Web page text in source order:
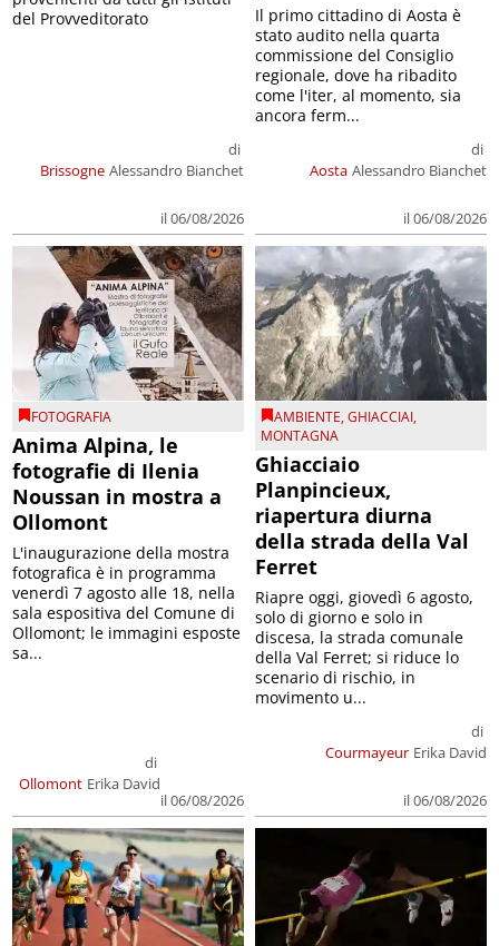
Brissogne
di
Alessandro Bianchet
il 06/08/2026
del Provveditorato
Aosta
di
Alessandro Bianchet
il 06/08/2026
Il primo cittadino di Aosta è
stato audito nella quarta
commissione del Consiglio
regionale, dove ha ribadito
come l'iter, al momento, sia
ancora ferm...
FOTOGRAFIA
Anima Alpina, le
fotografie di Ilenia
Noussan in mostra a
Ollomont
Ollomont
di
Erika David
il 06/08/2026
L'inaugurazione della mostra
fotografica è in programma
venerdì 7 agosto alle 18, nella
sala espositiva del Comune di
Ollomont; le immagini esposte
sa...
AMBIENTE,GHIACCIAI,
MONTAGNA
Ghiacciaio
Planpincieux,
riapertura diurna
della strada della Val
Ferret
Courmayeur
di
Erika David
il 06/08/2026
Riapre oggi, giovedì 6 agosto,
solo di giorno e solo in
discesa, la strada comunale
della Val Ferret; si riduce lo
scenario di rischio, in
movimento u...